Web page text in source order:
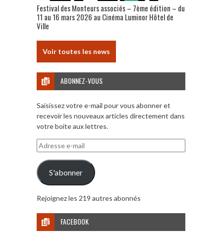
Festival des Monteurs associés – 7ème édition – du
11 au 16 mars 2026 au Cinéma Luminor Hôtel de
Ville
Voir toutes les news
ABONNEZ-VOUS
Saisissez votre e-mail pour vous abonner et
recevoir les nouveaux articles directement dans
votre boite aux lettres.
Adresse
e-
mail
S'abonner
Rejoignez les 219 autres abonnés
FACEBOOK